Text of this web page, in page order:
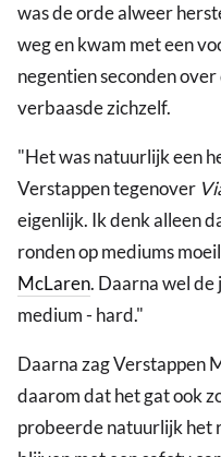
was de orde alweer
weg en kwam met een
negentien seconden
verbaasde zichzelf.
"Het was natuurlijk een
Verstappen tegenover
eigenlijk. Ik denk alleen
ronden op mediums
McLaren. Daarna wel
medium - hard."
Daarna zag Verstappen
daarom dat het gat ook
probeerde natuurlijk het